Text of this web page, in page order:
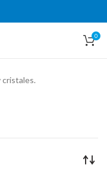
0
cristales.